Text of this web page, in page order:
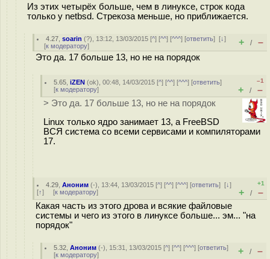
Из этих четырёх больше, чем в линуксе, строк кода
только у netbsd. Стрекоза меньше, но приближается.
4.27 ,soarin (?), 13:12, 13/03/2015 [^] [^^] [^^^] [ответить][↓]
[к модератору] + / –
Это да. 17 больше 13, но не на порядок
5.65 ,iZEN (ok), 00:48, 14/03/2015 [^] [^^] [^^^] [ответить]
[к модератору]
–1
+ / –
> Это да. 17 больше 13, но не на порядок
Linux только ядро занимает 13, а FreeBSD
ВСЯ система со всеми сервисами и компиляторами
17.
4.29 ,Аноним (-), 13:44, 13/03/2015 [^] [^^] [^^^] [ответить][↓]
[↑] [к модератору]
+1
+ / –
Какая часть из этого дрова и всякие файловые
системы и чего из этого в линуксе больше... эм... "на
порядок"
5.32 ,Аноним (-), 15:31, 13/03/2015 [^] [^^] [^^^] [ответить]
[к модератору] + / –